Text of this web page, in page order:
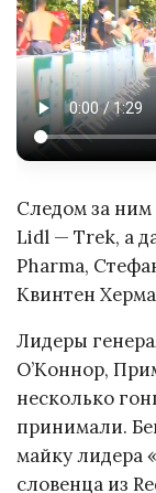
Следом за
Lidl — Trek, а
Pharma,
Квинтен
Лидеры
О’Коннор,
несколько
принимали.
майку лидера
словенца из